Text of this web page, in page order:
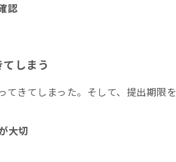
認
しまう
きてしまった。そして、提出期限を
大切